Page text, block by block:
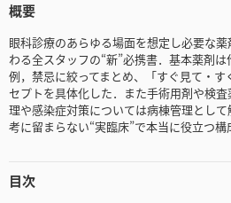
概要
眼科診療のあらゆる場面を想定し必要な
わる全スタッフの“新”必携書．基本薬剤
例，禁忌に絞ってまとめ、「すぐ見て・
セプトを具体化した．また手術用剤や検
理や感染症対策については病棟管理とし
考に留まらない“実臨床”で本当に役立つ構
目次